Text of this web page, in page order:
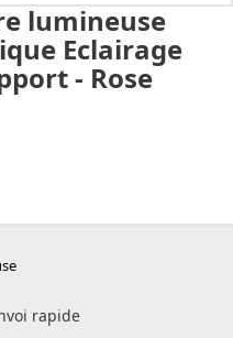
lumineuse
Eclairage
- Rose
rapide